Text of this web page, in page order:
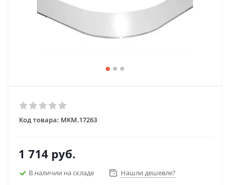
Код товара: MKM.17263
1 714 руб.
В наличии на складе Нашли дешевле?